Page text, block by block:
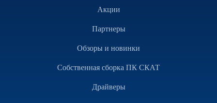
Акции
Партнеры
Обзоры и новинки
Собственная сборка ПК СКАТ
Драйверы